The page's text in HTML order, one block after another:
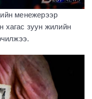
менежерээр
хагас зуун жилийн